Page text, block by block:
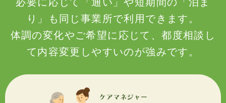
り」も同じ事業所で利用できます。
体調の変化やご希望に応じて、都度相談し
て内容変更しやすいのが強みです。